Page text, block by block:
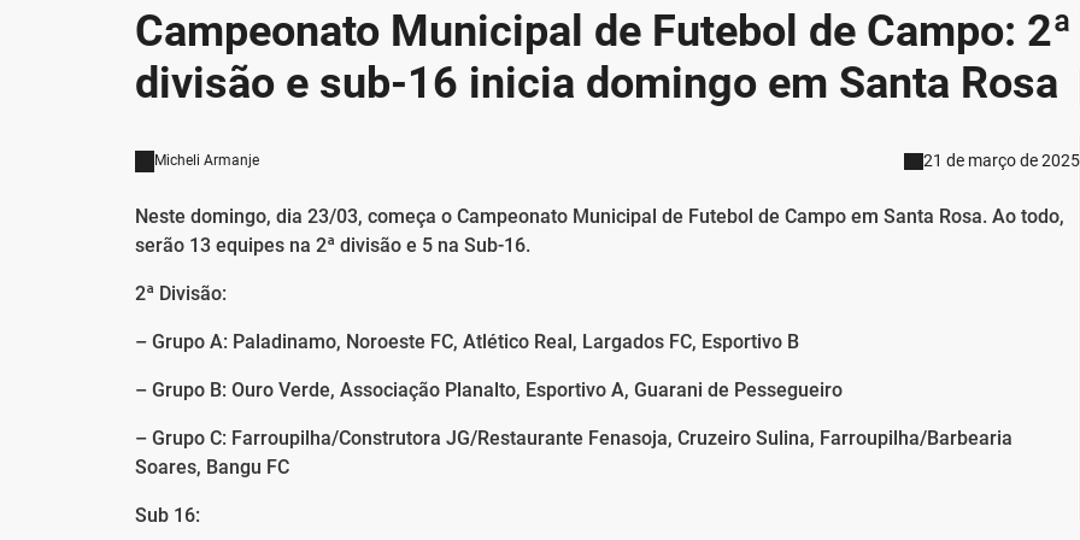
Campeonato Municipal de Futebol de Campo: 2ª
divisão e sub-16 inicia domingo em Santa Rosa
Micheli Armanje 21 de março de 2025
Neste domingo, dia 23/03, começa o Campeonato Municipal de Futebol de Campo em Santa Rosa. Ao todo,
serão 13 equipes na 2ª divisão e 5 na Sub-16.
2ª Divisão:
– Grupo A: Paladinamo, Noroeste FC, Atlético Real, Largados FC, Esportivo B
– Grupo B: Ouro Verde, Associação Planalto, Esportivo A, Guarani de Pessegueiro
– Grupo C: Farroupilha/Construtora JG/Restaurante Fenasoja, Cruzeiro Sulina, Farroupilha/Barbearia
Soares, Bangu FC
Sub 16:
r